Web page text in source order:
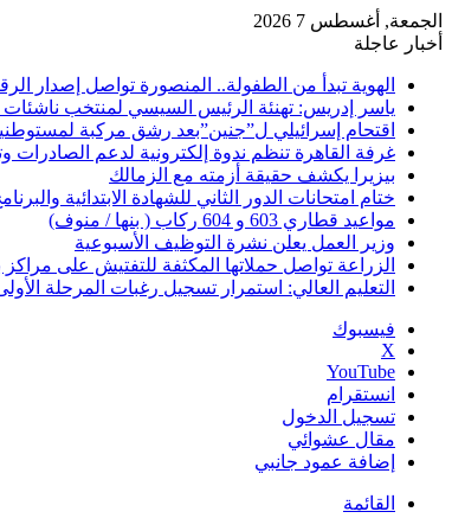
الجمعة, أغسطس 7 2026
أخبار عاجلة
الهوية تبدأ من الطفولة.. المنصورة تواصل إصدار الرقم
ياسر إدريس: تهنئة الرئيس السيسي لمنتخب
اقتحام إسرائيلي ل”جنين”بعد رشق مركبة
غرفة القاهرة تنظم ندوة إلكترونية لدعم الصادرات
بيزيرا يكشف حقيقة أزمته مع الزمالك
ختام امتحانات الدور الثاني للشهادة الابتدائية
مواعيد قطاري 603 و 604 ركاب ( بنها / منوف)
وزير العمل يعلن نشرة التوظيف الأسبوعية
الزراعة تواصل حملاتها المكثفة للتفتيش على
التعليم العالي: استمرار تسجيل رغبات المرحلة
فيسبوك
‫X
‫YouTube
انستقرام
تسجيل الدخول
مقال عشوائي
إضافة عمود جانبي
القائمة